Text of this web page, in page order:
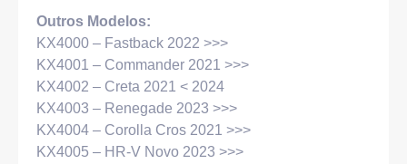
Outros Modelos:
KX4000 – Fastback 2022 >>>
KX4001 – Commander 2021 >>>
KX4002 – Creta 2021 < 2024
KX4003 – Renegade 2023 >>>
KX4004 – Corolla Cros 2021 >>>
KX4005 – HR-V Novo 2023 >>>